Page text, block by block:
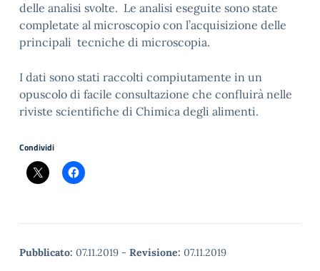
delle analisi svolte. Le analisi eseguite sono state
completate al microscopio con l’acquisizione delle
principali tecniche di microscopia.
I dati sono stati raccolti compiutamente in un
opuscolo di facile consultazione che confluirà nelle
riviste scientifiche di Chimica degli alimenti.
Condividi
Pubblicato: 07.11.2019 - Revisione: 07.11.2019